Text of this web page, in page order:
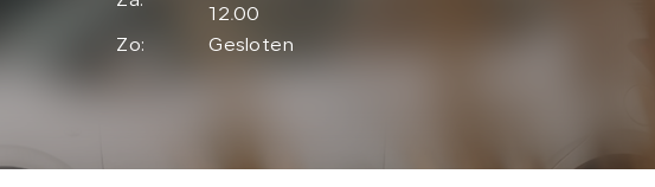
12.00
Zo:
Gesloten